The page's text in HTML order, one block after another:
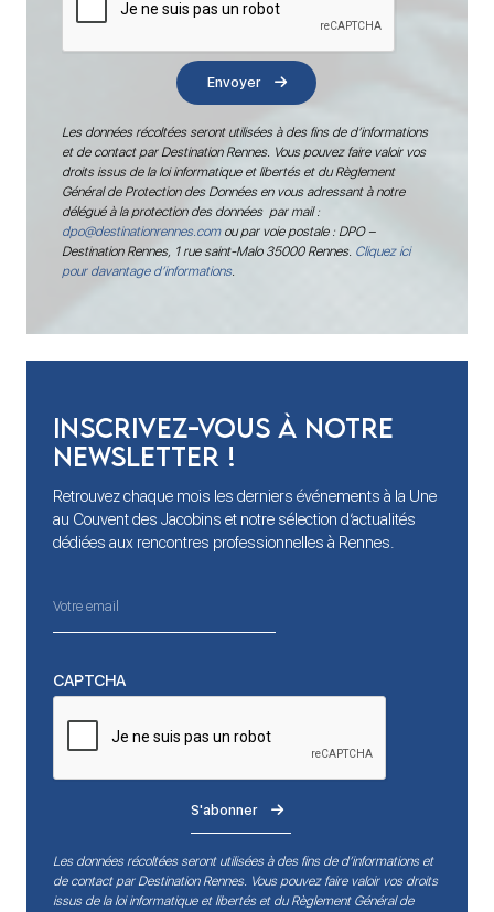
Envoyer
Les données récoltées seront utilisées à des fins de d’informations
et de contact par Destination Rennes. Vous pouvez faire valoir vos
droits issus de la loi informatique et libertés et du Règlement
Général de Protection des Données en vous adressant à notre
délégué à la protection des données par mail :
dpo@destinationrennes.comou par voie postale : DPO –
Destination Rennes, 1 rue saint-Malo 35000 Rennes. Cliquez ici
pour davantage d’informations.
Inscrivez-vous à notre
newsletter !
Retrouvez chaque mois les derniers événements à la Une
au Couvent des Jacobins et notre sélection d’actualités
dédiées aux rencontres professionnelles à Rennes.
CAPTCHA
S'abonner
Les données récoltées seront utilisées à des fins de d’informations et
de contact par Destination Rennes. Vous pouvez faire valoir vos droits
issus de la loi informatique et libertés et du Règlement Général de